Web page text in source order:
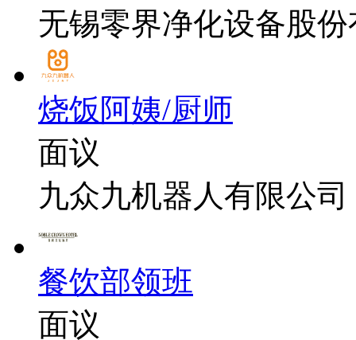
无锡零界净化设备股
烧饭阿姨/厨师
面议
九众九机器人有限公司
餐饮部领班
面议